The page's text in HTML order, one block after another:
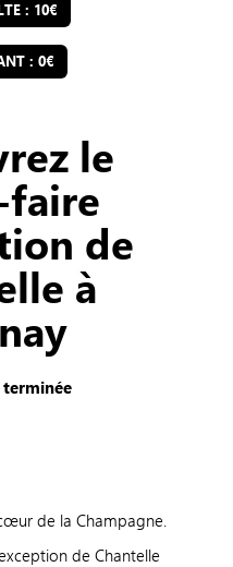
: 10€
: 0€
le
faire
de
à
de la Champagne.
de Chantelle